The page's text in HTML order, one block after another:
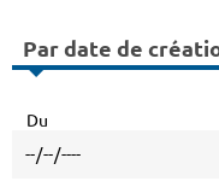
Par date de
Du